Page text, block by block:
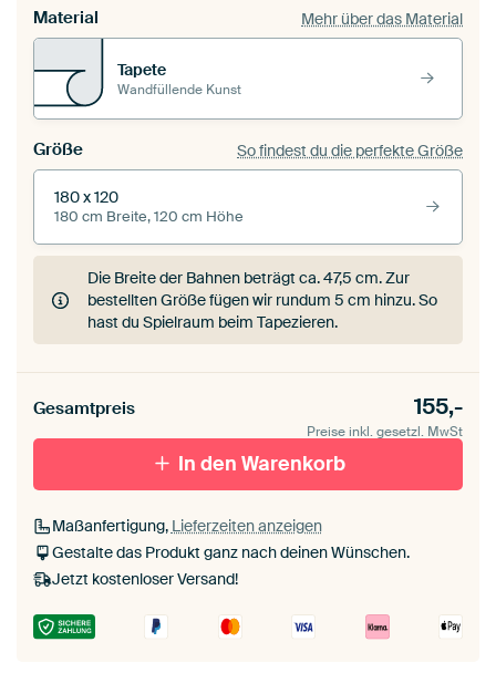
Material Mehr über das Material
Tapete
Wandfüllende Kunst
Größe So findest du die perfekte Größe
180 x 120
180 cm Breite, 120 cm Höhe
Die Breite der Bahnen beträgt ca.47,5 cm. Zur
bestellten Größe fügen wir rundum 5 cm hinzu. So
hast du Spielraum beim Tapezieren.
Gesamtpreis 155,-
Preise inkl. gesetzl. MwSt
In den Warenkorb
Maßanfertigung, Lieferzeiten anzeigen
Gestalte das Produkt ganz nach deinen Wünschen.
Jetzt kostenloser Versand!